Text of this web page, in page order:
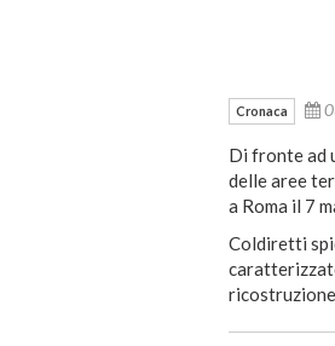
Cronaca
Di fronte ad
delle aree
a Roma il 7
Coldiretti